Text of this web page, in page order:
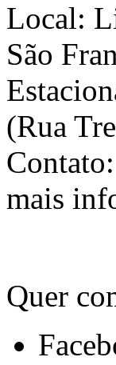
Local:
São
(Rua
mais
Quer